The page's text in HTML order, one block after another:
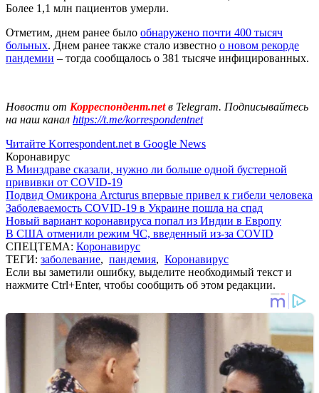
Более 1,1 млн пациентов умерли.
Отметим, днем ранее было обнаружено почти 400 тысяч
больных. Днем ранее также стало известно о новом рекорде
пандемии – тогда сообщалось о 381 тысяче инфицированных.
Новости от Корреспондент.netв Telegram. Подписывайтесь
на наш канал https://t.me/korrespondentnet
Читайте Korrespondent.net в Google News
Коронавирус
В Минздраве сказали, нужно ли больше одной бустерной
прививки от COVID-19
Подвид Омикрона Arcturus впервые привел к гибели человека
Заболеваемость COVID-19 в Украине пошла на спад
Новый вариант коронавируса попал из Индии в Европу
В США отменили режим ЧС, введенный из-за COVID
СПЕЦТЕМА: Коронавирус
ТЕГИ: заболевание, пандемия, Коронавирус
Если вы заметили ошибку, выделите необходимый текст и
нажмите Ctrl+Enter, чтобы сообщить об этом редакции.